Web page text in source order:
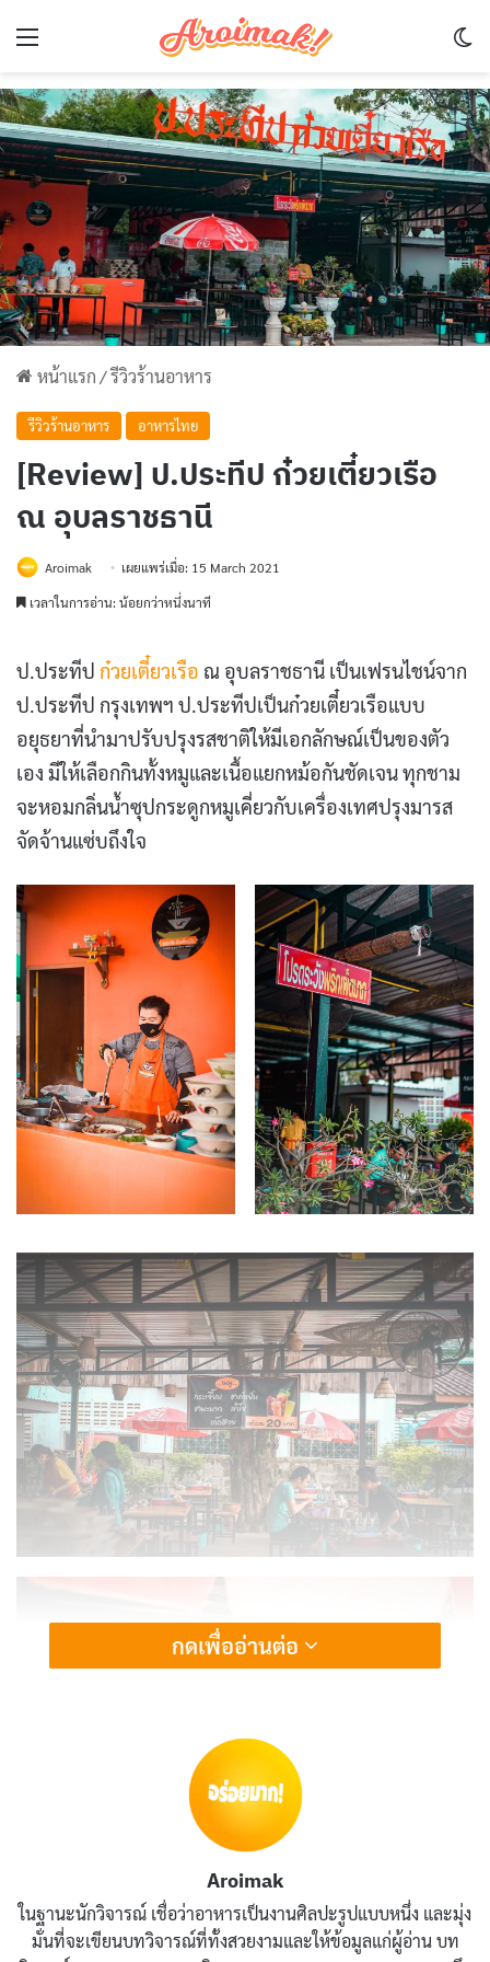
Menu
หน้าแรก/รีวิวร้านอาหาร
รีวิวร้านอาหาร อาหารไทย
[Review] ป.ประทีป ก๋วยเตี๋ยวเรือ
ณ อุบลราชธานี
Aroimak
เผยแพร่เมื่อ: 15 March 2021
เวลาในการอ่าน: น้อยกว่าหนึ่งนาที
ป.ประทีป ก๋วยเตี๋ยวเรือ ณ อุบลราชธานี เป็นเฟรนไชน์จาก
ป.ประทีป กรุงเทพฯ ป.ประทีปเป็นก๋วยเตี๋ยวเรือแบบ
อยุธยาที่นำมาปรับปรุงรสชาติให้มีเอกลักษณ์เป็นของตัว
เอง มีให้เลือกกินทั้งหมูและเนื้อแยกหม้อกันชัดเจน ทุกชาม
จะหอมกลิ่นน้ำซุปกระดูกหมูเคี่ยวกับเครื่องเทศปรุงมารส
จัดจ้านแซ่บถึงใจ
กดเพื่ออ่านต่อ
Aroimak
ในฐานะนักวิจารณ์ เชื่อว่าอาหารเป็นงานศิลปะรูปแบบหนึ่ง และมุ่ง
มั่นที่จะเขียนบทวิจารณ์ที่ทั้งสวยงามและให้ข้อมูลแก่ผู้อ่าน บท